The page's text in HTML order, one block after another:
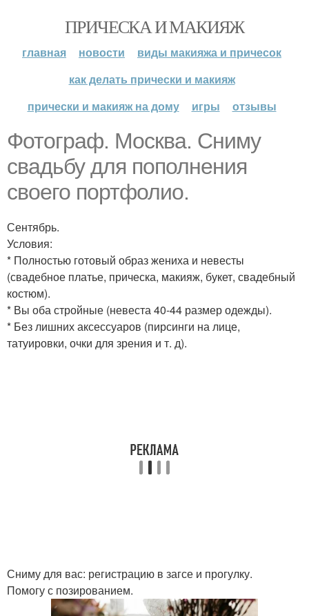
ПРИЧЕСКА И МАКИЯЖ
главная новости
виды макияжа и причесок
как делать прически и макияж
прически и макияж на дому
игры отзывы
Фотограф. Москва. Сниму
свадьбу для пополнения
своего портфолио.
Сентябрь.
Условия:
* Полностью готовый образ жениха и невесты
(свадебное платье, прическа, макияж, букет, свадебный
костюм).
* Вы оба стройные (невеста 40-44 размер одежды).
* Без лишних аксессуаров (пирсинги на лице,
татуировки, очки для зрения и т. д).
Сниму для вас: регистрацию в загсе и прогулку.
Помогу с позированием.